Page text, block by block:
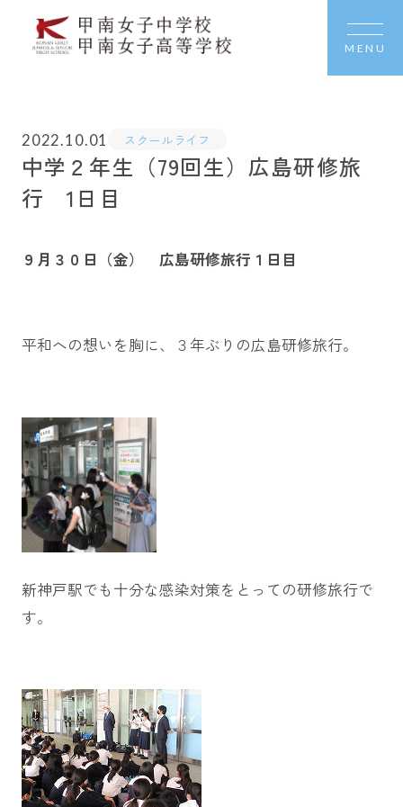
MENU
2022.10.01 スクールライフ
中学２年生（79回生）広島研修旅
行 1日目
９月３０日（金） 広島研修旅行１日目
平和への想いを胸に、３年ぶりの広島研修旅行。
新神戸駅でも十分な感染対策をとっての研修旅行で
す。